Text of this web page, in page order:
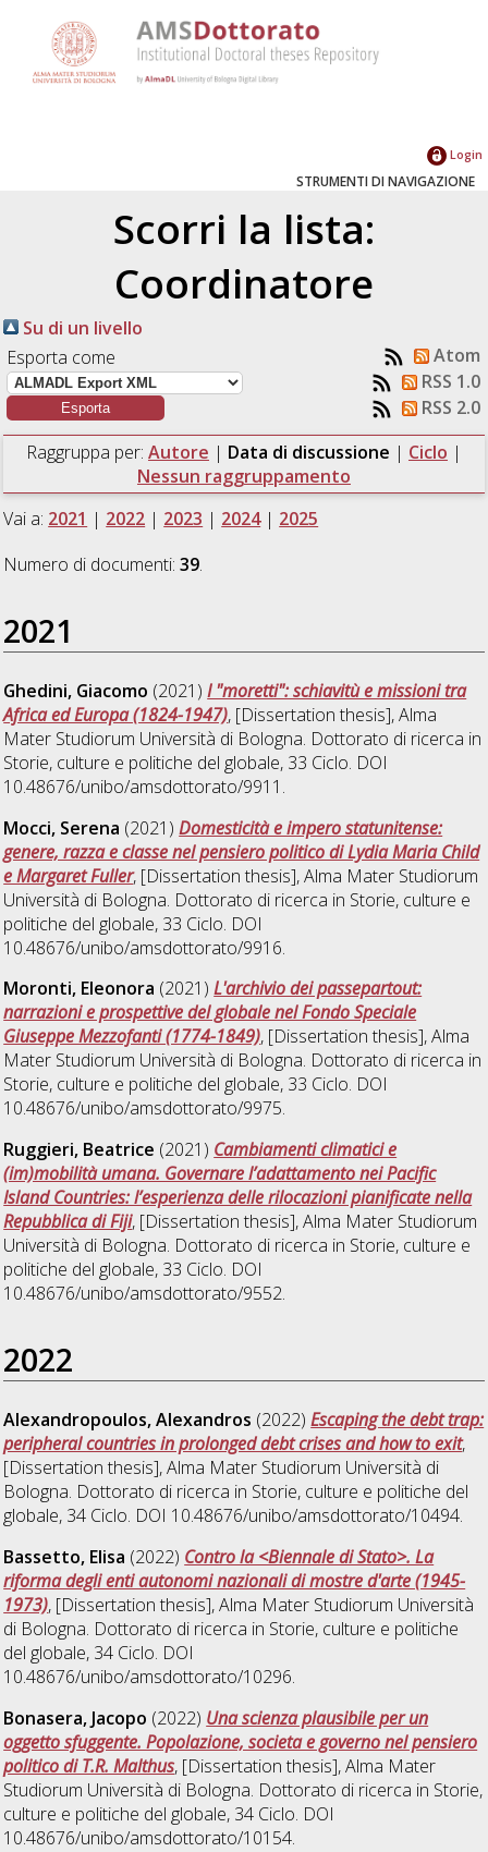
Login
STRUMENTI DI NAVIGAZIONE
Scorri la lista:
Coordinatore
Su di un livello
Esporta come
Atom
RSS 1.0
RSS 2.0
Raggruppa per: Autore | Data di discussione | Ciclo |
Nessun raggruppamento
Vai a: 2021 | 2022 | 2023 | 2024| 2025
Numero di documenti:39.
2021
Ghedini, Giacomo (2021)I "moretti": schiavitù e missioni tra
Africa ed Europa (1824-1947), [Dissertation thesis], Alma
Mater Studiorum Università di Bologna. Dottorato di ricerca in
Storie, culture e politiche del globale, 33 Ciclo. DOI
10.48676/unibo/amsdottorato/9911.
Mocci, Serena (2021)Domesticità e impero statunitense:
genere, razza e classe nel pensiero politico di Lydia Maria Child
e Margaret Fuller, [Dissertation thesis], Alma Mater Studiorum
Università di Bologna. Dottorato di ricerca in Storie, culture e
politiche del globale, 33 Ciclo. DOI
10.48676/unibo/amsdottorato/9916.
Moronti, Eleonora (2021)L'archivio dei passepartout:
narrazioni e prospettive del globale nel Fondo Speciale
Giuseppe Mezzofanti (1774-1849), [Dissertation thesis], Alma
Mater Studiorum Università di Bologna. Dottorato di ricerca in
Storie, culture e politiche del globale, 33 Ciclo. DOI
10.48676/unibo/amsdottorato/9975.
Ruggieri, Beatrice (2021) Cambiamenti climatici e
(im)mobilità umana. Governare l’adattamento nei Pacific
Island Countries: l’esperienza delle rilocazioni pianificate nella
Repubblica di Fiji, [Dissertation thesis], Alma Mater Studiorum
Università di Bologna. Dottorato di ricerca in Storie, culture e
politiche del globale, 33 Ciclo. DOI
10.48676/unibo/amsdottorato/9552.
2022
Alexandropoulos, Alexandros (2022)Escaping the debt trap:
peripheral countries in prolonged debt crises and how to exit,
[Dissertation thesis], Alma Mater Studiorum Università di
Bologna. Dottorato di ricerca in Storie, culture e politiche del
globale, 34 Ciclo. DOI 10.48676/unibo/amsdottorato/10494.
Bassetto, Elisa (2022) Contro la <Biennale di Stato>. La
riforma degli enti autonomi nazionali di mostre d'arte (1945-
1973), [Dissertation thesis], Alma Mater Studiorum Università
di Bologna. Dottorato di ricerca in Storie, culture e politiche
del globale, 34 Ciclo. DOI
10.48676/unibo/amsdottorato/10296.
Bonasera, Jacopo (2022) Una scienza plausibile per un
oggetto sfuggente. Popolazione, societa e governo nel pensiero
politico di T.R. Malthus, [Dissertation thesis], Alma Mater
Studiorum Università di Bologna. Dottorato di ricerca in Storie,
culture e politiche del globale, 34 Ciclo. DOI
10.48676/unibo/amsdottorato/10154.